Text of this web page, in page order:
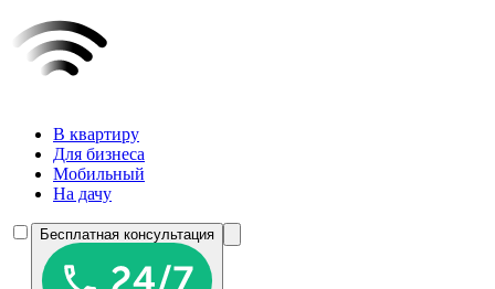
В квартиру
Для бизнеса
Мобильный
На дачу
Бесплатная консультация